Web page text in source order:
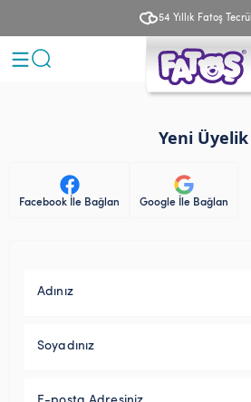
54 Yıllık Fatoş
Yeni Üyelik
Facebook İle Bağlan Google İle Bağlan
Adınız
Soyadınız